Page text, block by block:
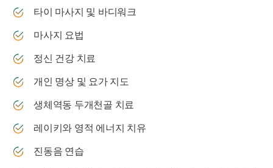
타이 마사지 및 바디워크
마사지 요법
정신 건강 치료
개인 명상 및 요가 지도
생체역동 두개천골 치료
레이키와 영적 에너지 치유
진동음 연습